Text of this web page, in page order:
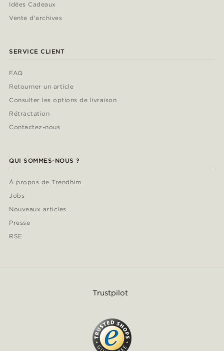
Idées Cadeaux
Vente d'archives
SERVICE CLIENT
FAQ
Retourner un article
Consulter les options de livraison
Rétractation
Contactez-nous
QUI SOMMES-NOUS ?
À propos de Trendhim
Jobs
Nouveaux articles
Presse
RSE
Trustpilot